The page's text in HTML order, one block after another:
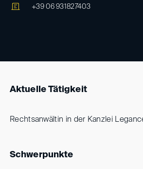
+39 06 931827403
Aktuelle Tätigkeit
Rechtsanwältin in der Kanzlei
Schwerpunkte